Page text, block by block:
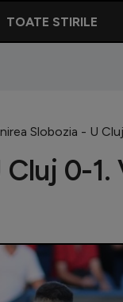
TOATE STIRILE
Slobozia - U
Cluj 0-